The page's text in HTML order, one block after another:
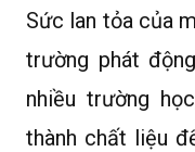
Sức lan tỏa của
trường phát
nhiều trường
thành chất liệu